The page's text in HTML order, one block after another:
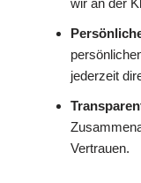
jederzeit
Vertrauen.